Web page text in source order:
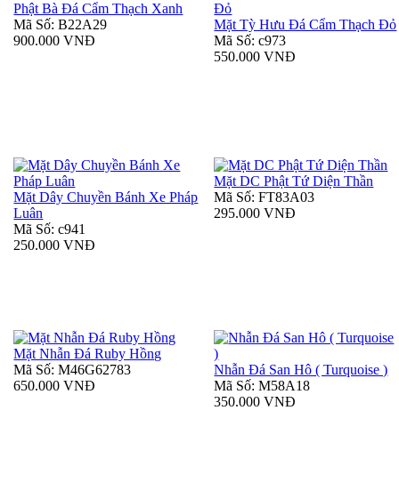
Phật Bà Đá Cẩm Thạch Xanh
Mã Số: B22A29
900.000 VNĐ
Mặt Tỳ Hưu Đá Cẩm Thạch Đỏ
Mã Số: c973
550.000 VNĐ
Mặt Dây Chuyền Bánh Xe Pháp
Luân
Mã Số: c941
250.000 VNĐ
Mặt DC Phật Tứ Diện Thần
Mã Số: FT83A03
295.000 VNĐ
Mặt Nhẫn Đá Ruby Hồng
Mã Số: M46G62783
650.000 VNĐ
Nhẫn Đá San Hô ( Turquoise )
Mã Số: M58A18
350.000 VNĐ